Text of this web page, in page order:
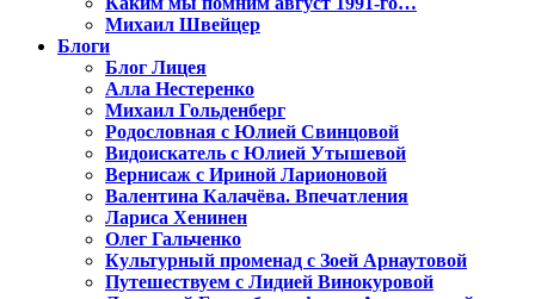
Михаил Швейцер
Блоги
Блог Лицея
Алла Нестеренко
Михаил Гольденберг
Родословная с Юлией Свинцовой
Видоискатель с Юлией Утышевой
Вернисаж с Ириной Ларионовой
Валентина Калачёва. Впечатления
Лариса Хенинен
Олег Гальченко
Культурный променад с Зоей Арнаутовой
Путешествуем с Лидией Винокуровой